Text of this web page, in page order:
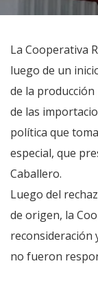
La Cooperativa
luego de un
de la
de las
política que
especial, que
Caballero.
Luego del
de origen, la
reconsideración
no fueron